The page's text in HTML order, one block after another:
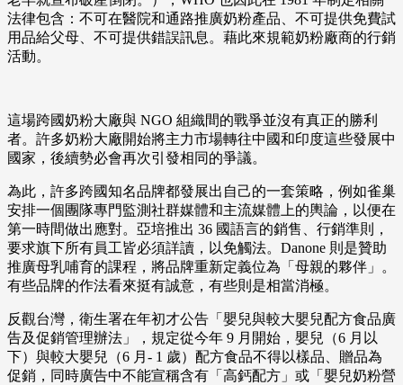
法律包含：不可在醫院和通路推廣奶粉產品、不可提供免費試
用品給父母、不可提供錯誤訊息。藉此來規範奶粉廠商的行銷
活動。
這場跨國奶粉大廠與 NGO 組織間的戰爭並沒有真正的勝利
者。許多奶粉大廠開始將主力市場轉往中國和印度這些發展中
國家，後續勢必會再次引發相同的爭議。
為此，許多跨國知名品牌都發展出自己的一套策略，例如雀巢
安排一個團隊專門監測社群媒體和主流媒體上的輿論，以便在
第一時間做出應對。亞培推出 36 國語言的銷售、行銷準則，
要求旗下所有員工皆必須詳讀，以免觸法。Danone 則是贊助
推廣母乳哺育的課程，將品牌重新定義位為「母親的夥伴」。
有些品牌的作法看來挺有誠意，有些則是相當消極。
反觀台灣，衛生署在年初才公告「嬰兒與較大嬰兒配方食品廣
告及促銷管理辦法」，規定從今年 9 月開始，嬰兒（6 月以
下）與較大嬰兒（6 月- 1 歲）配方食品不得以樣品、贈品為
促銷，同時廣告中不能宣稱含有「高鈣配方」或「嬰兒奶粉營